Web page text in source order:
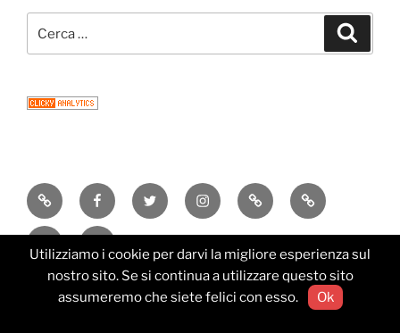
Consigli
di
lettura
FacebookTwitter InstagramEmail Newsletter
ResearchEditorial
Services
Proudly powered by WordPress
Utilizziamo i cookie per darvi la migliore esperienza sul
nostro sito. Se si continua a utilizzare questo sito
assumeremo che siete felici con esso.
Ok